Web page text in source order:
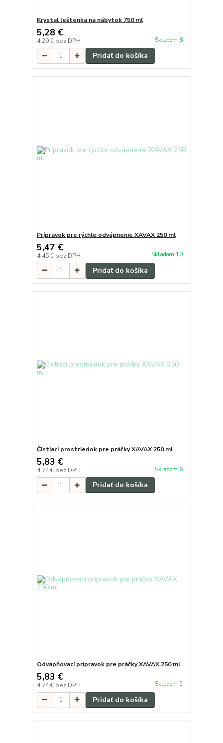
Krystal leštenka na nábytok 750 ml
5,28 €
4,29 € bez DPH Skladom 8
Pridať do košíka
Prípravok pre rýchle odvápnenie XAVAX 250 ml
5,47 €
4,45 € bez DPH Skladom 10
Pridať do košíka
Čistiaci prostriedok pre práčky XAVAX 250 ml
5,83 €
4,74 € bez DPH Skladom 6
Pridať do košíka
Odvápňovací prípravok pre práčky XAVAX 250 ml
5,83 €
4,74 € bez DPH Skladom 5
Pridať do košíka